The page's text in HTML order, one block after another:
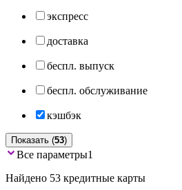
экспресс
доставка
беспл. выпуск
беспл. обслуживание
кэшбэк
Показать (53)
Все параметры1
Найдено 53 кредитные карты